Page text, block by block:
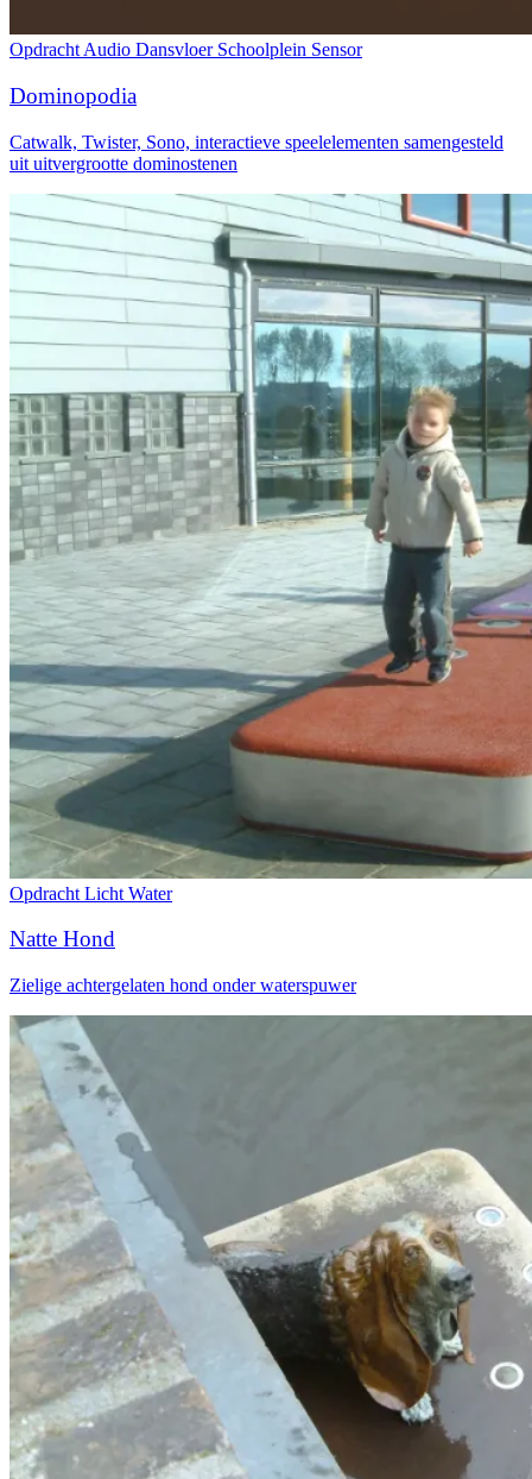
Opdracht Audio Dansvloer Schoolplein Sensor
Dominopodia
Catwalk, Twister, Sono, interactieve speelelementen samengesteld
uit uitvergrootte dominostenen
Opdracht Licht Water
Natte Hond
Zielige achtergelaten hond onder waterspuwer